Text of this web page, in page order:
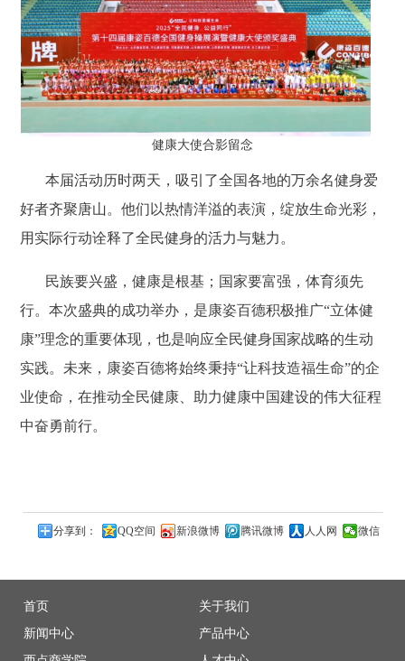
健康大使合影留念
本届活动历时两天，吸引了全国各地的万余名健身爱
好者齐聚唐山。他们以热情洋溢的表演，绽放生命光彩，
用实际行动诠释了全民健身的活力与魅力。
民族要兴盛，健康是根基；国家要富强，体育须先
行。本次盛典的成功举办，是康姿百德积极推广“立体健
康”理念的重要体现，也是响应全民健身国家战略的生动
实践。未来，康姿百德将始终秉持“让科技造福生命”的企
业使命，在推动全民健康、助力健康中国建设的伟大征程
中奋勇前行。
分享到： QQ空间 新浪微博 腾讯微博 人人网 微信
首页
关于我们
新闻中心
产品中心